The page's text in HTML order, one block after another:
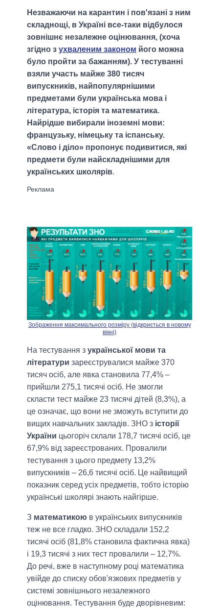
Незважаючи на карантин і пов'язані з ним
складнощі, в Україні все-таки відбулося
зовнішнє незалежне оцінювання, (хоча
згідно з ухваленим законом його можна
було пройти за бажанням). У тестуванні
взяли участь майже 380 тисяч
випускників, найпопулярнішими
предметами були українська мова і
література, історія та математика.
Найрідше вибирали іноземні мови:
французьку, німецьку та іспанську.
«Слово і діло» пропонує подивитися, які
предмети були найскладнішими для
українських школярів.
Зображення максимального розміру (відкриється в новому
вікні)
На тестування з української мови та
літератури зареєструвалися майже 370
тисяч осіб, але явка становила 77,4% –
прийшли 275,1 тисячі осіб. Не змогли
скласти тест майже 23 тисячі дітей (8,3%), а
це означає, що вони не зможуть вступити до
вищих навчальних закладів. ЗНО з історії
України цьогоріч склали 178,7 тисячі осіб, це
67,9% від зареєстрованих. Провалили
тестування з цього предмету 13,2%
випускників – 26,6 тисячі осіб. Це найвищий
показник серед усіх предметів, тобто історію
українські школярі знають найгірше.
З математикою в українських випускників
теж не все гладко. ЗНО складали 152,2
тисячі осіб (81,8% становила фактична явка)
і 19,3 тисячі з них тест провалили – 12,7%.
До речі, вже в наступному році математика
увійде до списку обов'язкових предметів у
системі зовнішнього незалежного
оцінювання. Тестування буде дворівневим: